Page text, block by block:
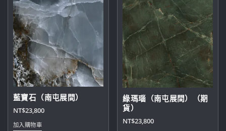
藍寶石（南屯展間）
NT$23,800
加入購物車
綠瑪瑙（南屯展間）（期
貨）
NT$23,800